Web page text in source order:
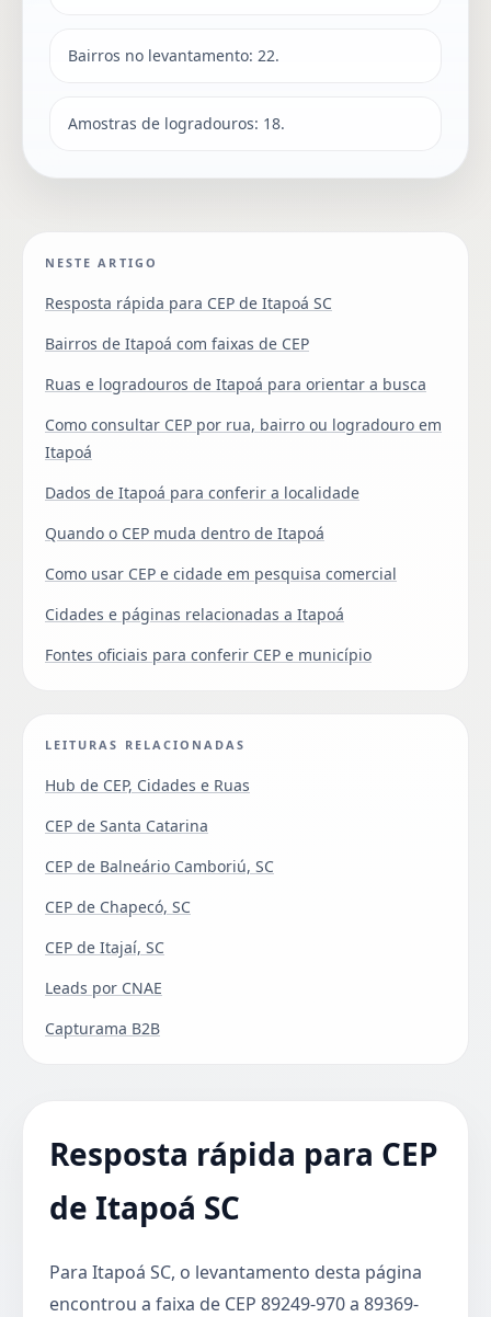
Bairros no levantamento: 22.
Amostras de logradouros: 18.
NESTE ARTIGO
Resposta rápida para CEP de Itapoá SC
Bairros de Itapoá com faixas de CEP
Ruas e logradouros de Itapoá para orientar a busca
Como consultar CEP por rua, bairro ou logradouro em
Itapoá
Dados de Itapoá para conferir a localidade
Quando o CEP muda dentro de Itapoá
Como usar CEP e cidade em pesquisa comercial
Cidades e páginas relacionadas a Itapoá
Fontes oficiais para conferir CEP e município
LEITURAS RELACIONADAS
Hub de CEP, Cidades e Ruas
CEP de Santa Catarina
CEP de Balneário Camboriú, SC
CEP de Chapecó, SC
CEP de Itajaí, SC
Leads por CNAE
Capturama B2B
Resposta rápida para CEP
de Itapoá SC
Para Itapoá SC, o levantamento desta página
encontrou a faixa de CEP 89249-970 a 89369-